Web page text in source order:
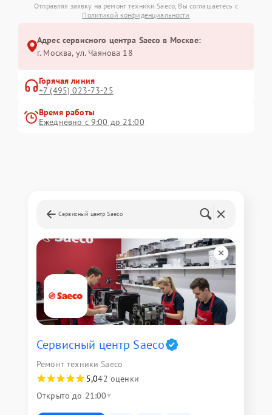
Отправляя заявку на ремонт техники Saeco, Вы соглашаетесь с
Политикой конфиденциальности
Адрес сервисного центра Saeco в Москве:
г. Москва, ул. Чаянова 18
Горячая линия
+7 (495) 023-73-25
Время работы
Ежедневно с 9:00 до 21:00
Сервисный центр Saeco
Сервисный центр Saeco
Ремонт техники Saeco
5,042 оценки
Открыто до 21:00